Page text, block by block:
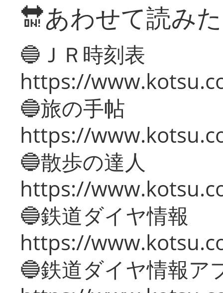
🔛あわせて読み
🔵ＪＲ時刻表
https://
🔵旅の手帖
https://
🔵散歩の達人
https://
🔵鉄道ダイヤ情報
https://
🔵鉄道ダイヤ情報ア